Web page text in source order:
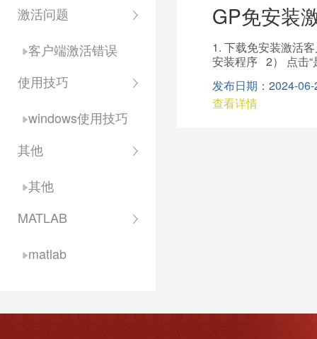
激活问题
客户端激活错误
使用技巧
windows使用技巧
其他
其他
MATLAB
matlab
GP免安装
1. 下载免安装激活
安装程序 2） 点击
配10次激活次数）
提示 至此，
发布日期：2024-
查看详情